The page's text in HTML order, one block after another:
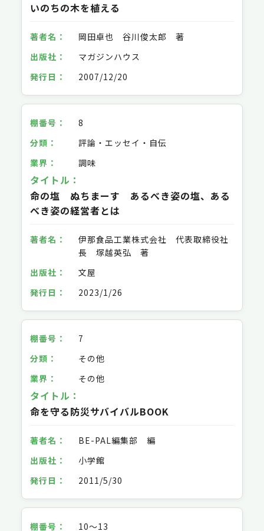
いのちの木を植える
岡田卓也 谷川俊太郎 著
マガジンハウス
2007/12/20
8
評論・エッセイ・自伝
調味
命の塩 ぬちまーす あるべき姿の塩、ある
べき姿の経営者とは
伊那食品工業株式会社 代表取締役社
長 塚越英弘 著
文屋
2023/1/26
7
その他
その他
命を守る防災サバイバルBOOK
BE-PAL編集部 編
小学館
2011/5/30
10～13